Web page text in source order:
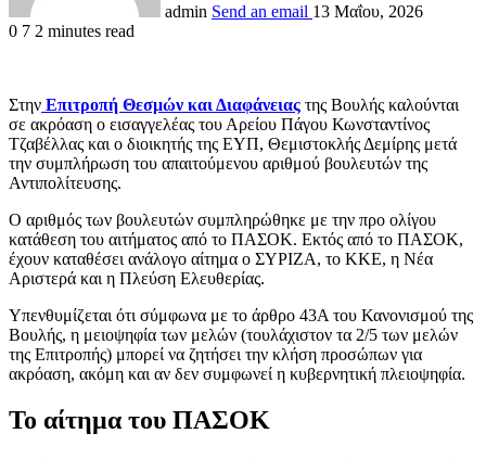
admin Send an email 13 Μαΐου, 2026
0 7 2 minutes read
Στην Επιτροπή Θεσμών και Διαφάνειας της Βουλής καλούνται
σε ακρόαση ο εισαγγελέας του Αρείου Πάγου Κωνσταντίνος
Τζαβέλλας και ο διοικητής της ΕΥΠ, Θεμιστοκλής Δεμίρης μετά
την συμπλήρωση του απαιτούμενου αριθμού βουλευτών της
Αντιπολίτευσης.
Ο αριθμός των βουλευτών συμπληρώθηκε με την προ ολίγου
κατάθεση του αιτήματος από το ΠΑΣΟΚ. Εκτός από το ΠΑΣΟΚ,
έχουν καταθέσει ανάλογο αίτημα ο ΣΥΡΙΖΑ, το ΚΚΕ, η Νέα
Αριστερά και η Πλεύση Ελευθερίας.
Υπενθυμίζεται ότι σύμφωνα με το άρθρο 43Α του Κανονισμού της
Βουλής, η μειοψηφία των μελών (τουλάχιστον τα 2/5 των μελών
της Επιτροπής) μπορεί να ζητήσει την κλήση προσώπων για
ακρόαση, ακόμη και αν δεν συμφωνεί η κυβερνητική πλειοψηφία.
Το αίτημα του ΠΑΣΟΚ